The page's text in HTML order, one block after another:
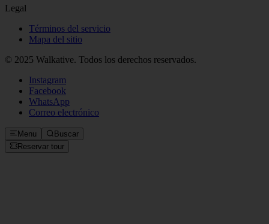
Legal
Términos del servicio
Mapa del sitio
© 2025 Walkative. Todos los derechos reservados.
Instagram
Facebook
WhatsApp
Correo electrónico
Menu
Buscar
Reservar tour